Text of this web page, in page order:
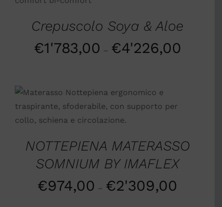
Crepuscolo Soya & Aloe
€1'783,00 – €4'226,00
SCEGLI
/
DETTAGLI
NOTTEPIENA MATERASSO
SOMNIUM BY IMAFLEX
€974,00 – €2'309,00